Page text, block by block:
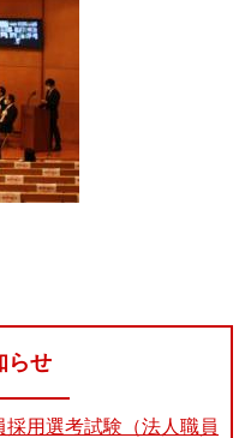
らせ
用選考試験（法人職員